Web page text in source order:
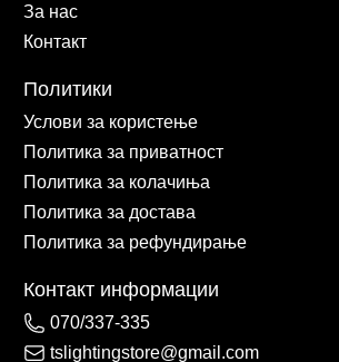
За нас
Контакт
Политики
Услови за користење
Политика за приватност
Политика за колачиња
Политика за достава
Политика за рефундирање
Контакт информации
070/337-335
tslightingstore@gmail.com